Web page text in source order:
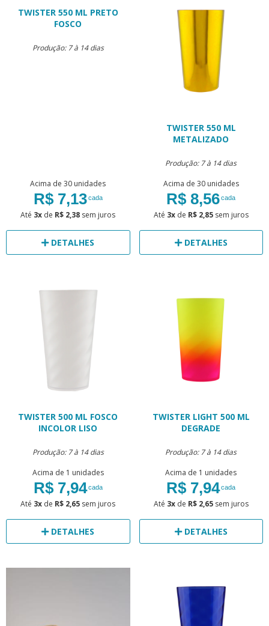
TWISTER 550 ML PRETO
FOSCO
Produção: 7 à 14 dias
Acima de 30 unidades
R$ 7,13cada
Até 3x de R$ 2,38 sem juros
DETALHES
TWISTER 550 ML
METALIZADO
Produção: 7 à 14 dias
Acima de 30 unidades
R$ 8,56cada
Até 3xde R$ 2,85sem juros
DETALHES
TWISTER 500 ML FOSCO
INCOLOR LISO
Produção: 7 à 14 dias
Acima de 1 unidades
R$ 7,94cada
Até 3x de R$ 2,65 sem juros
DETALHES
TWISTER LIGHT 500 ML
DEGRADE
Produção: 7 à 14 dias
Acima de 1 unidades
R$ 7,94cada
Até 3xde R$ 2,65sem juros
DETALHES